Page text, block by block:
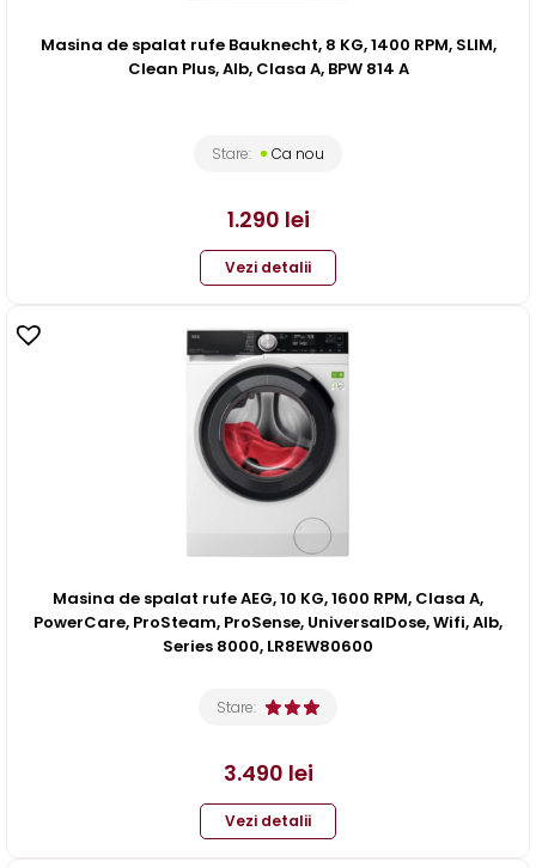
Masina de spalat rufe Bauknecht, 8 KG, 1400 RPM, SLIM,
Clean Plus, Alb, Clasa A, BPW 814 A
Stare: Ca nou
1.290 lei
Vezi detalii
Masina de spalat rufe AEG, 10 KG, 1600 RPM, Clasa A,
PowerCare, ProSteam, ProSense, UniversalDose, Wifi, Alb,
Series 8000, LR8EW80600
Stare:
3.490 lei
Vezi detalii